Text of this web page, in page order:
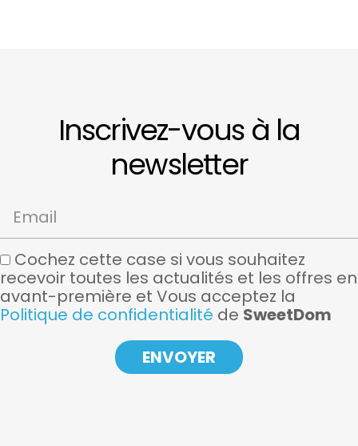
Inscrivez-vous à la
newsletter
Email
Cochez cette case si vous souhaitez
recevoir toutes les actualités et les offres en
avant-première et Vous acceptez la
Politique de confidentialité de SweetDom